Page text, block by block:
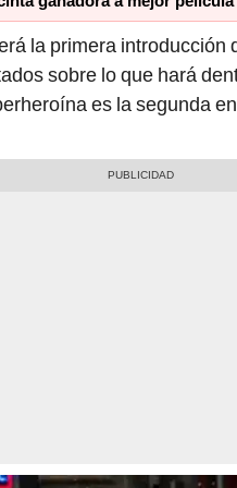
la primera introducción
sobre lo que hará
es la segunda